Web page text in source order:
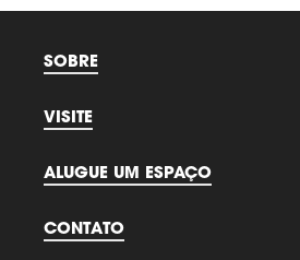
SOBRE
VISITE
ALUGUE UM ESPAÇO
CONTATO